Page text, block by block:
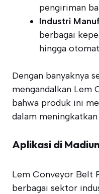
pengiriman
Industri
berbagai
hingga
Dengan banyaknya
mengandalkan Lem
bahwa produk ini
dalam
Aplikasi di Madiun
Lem Conveyor Belt
berbagai sektor